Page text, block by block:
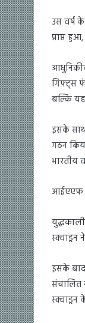
उस वर्ष
प्राप्त
गिफ्ट्स
बल्कि यह
इसके साथ
गठन
भारतीय
आईएएफ
इसके
संचालित